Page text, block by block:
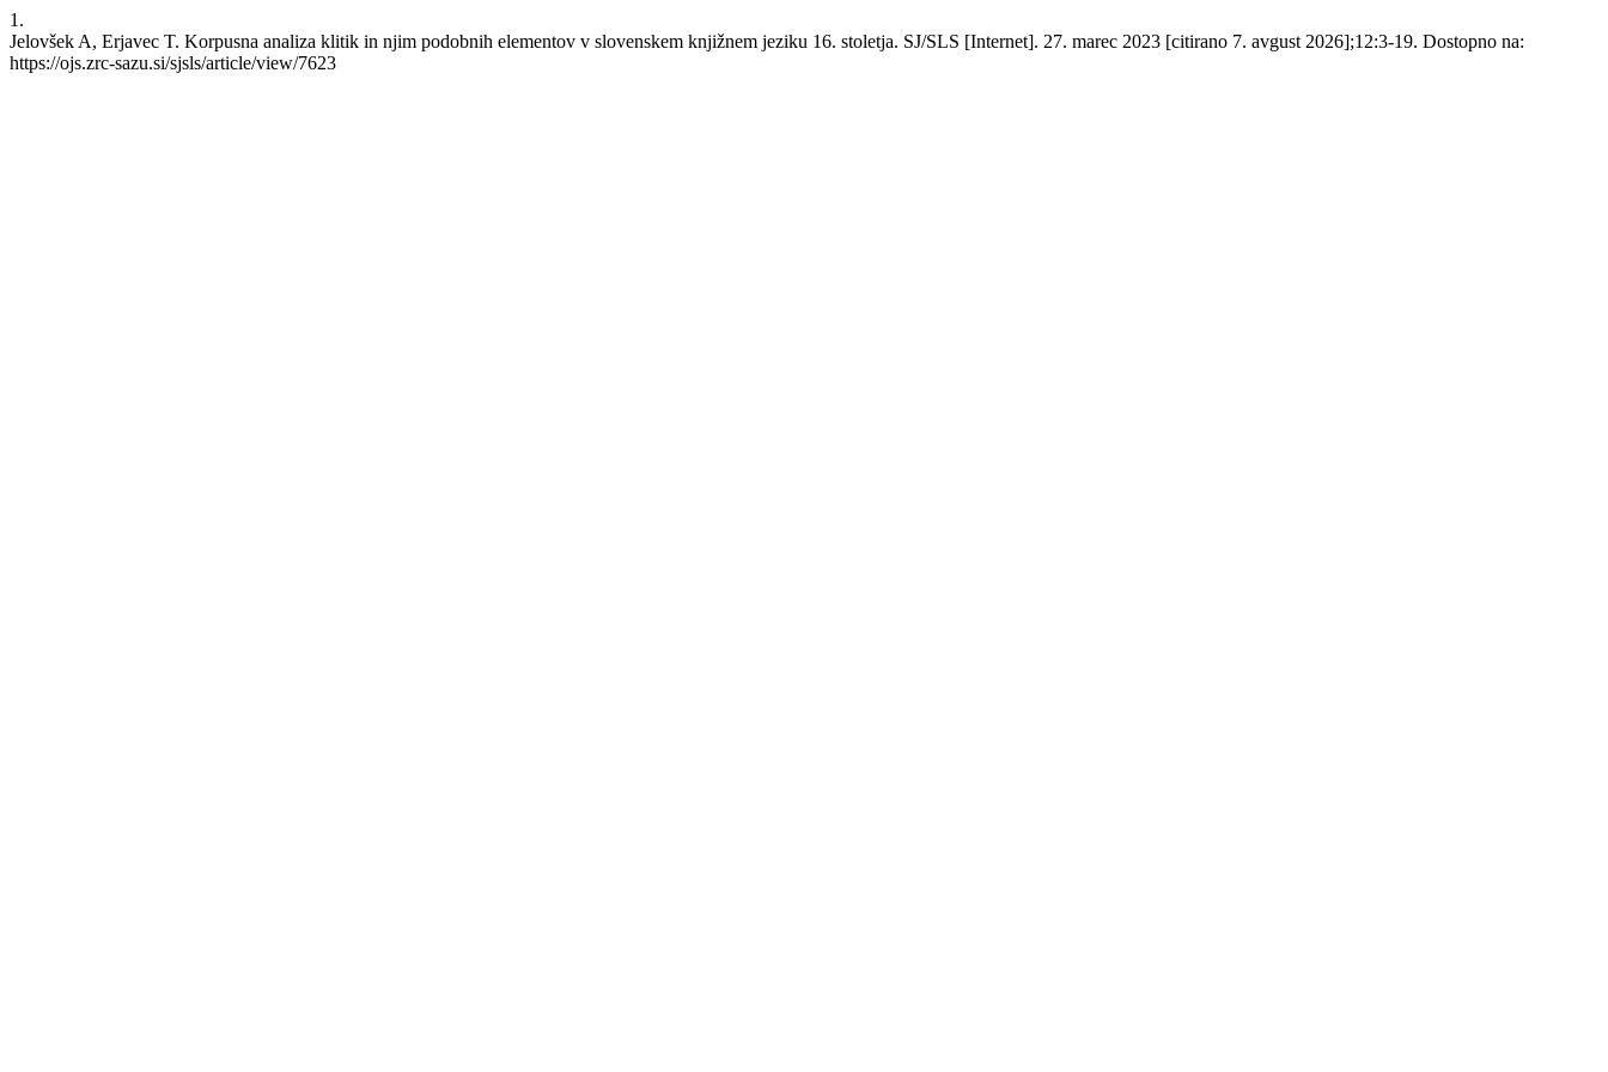
1.
Jelovšek A, Erjavec T. Korpusna analiza klitik in njim podobnih elementov v slovenskem knjižnem jeziku 16. stoletja. SJ/SLS [Internet]. 27. marec 2023 [citirano 7. avgust 2026];12:3-19. Dostopno na:
https://ojs.zrc-sazu.si/sjsls/article/view/7623